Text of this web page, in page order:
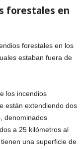
forestales en
forestales en los
estaban fuera de
los incendios
están extendiendo dos
denominados
a 25 kilómetros al
una superficie de